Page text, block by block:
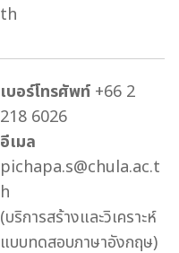
th
เบอร์โทรศัพท์ +66 2
218 6026
อีเมล
pichapa.s@chula.ac.t
h
(บริการสร้างและวิเคราะห์
แบบทดสอบภาษาอังกฤษ)